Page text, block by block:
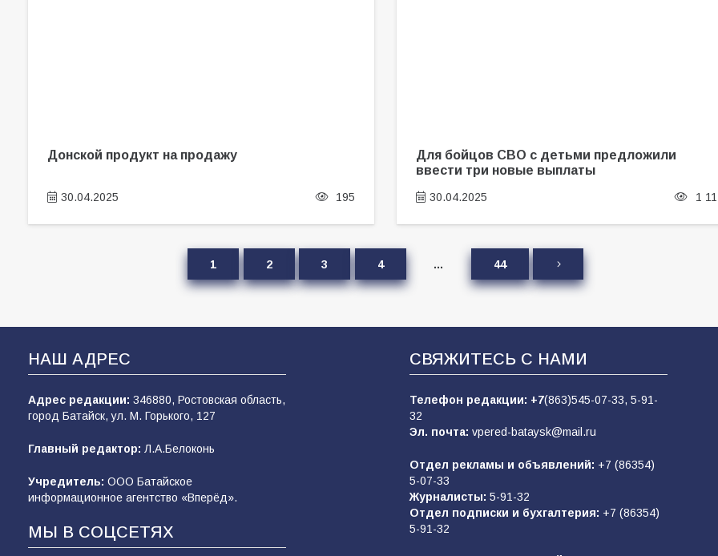
Донской продукт на продажу
30.04.2025 195
Для бойцов СВО с детьми предложили
ввести три новые выплаты
30.04.2025 1
1 2 3 4 … 44
НАШ АДРЕС
Адрес редакции: 346880, Ростовская область,
город Батайск, ул. М. Горького, 127
Главный редактор: Л.А.Белоконь
Учредитель: ООО Батайское
информационное агентство «Вперёд».
МЫ В СОЦСЕТЯХ
СВЯЖИТЕСЬ С НАМИ
Телефон редакции: +7(863)545-07-33, 5-91-
32
Эл. почта: vpered-bataysk@mail.ru
Отдел рекламы и объявлений: +7 (86354)
5-07-33
Журналисты: 5-91-32
Отдел подписки и бухгалтерия: +7 (86354)
5-91-32